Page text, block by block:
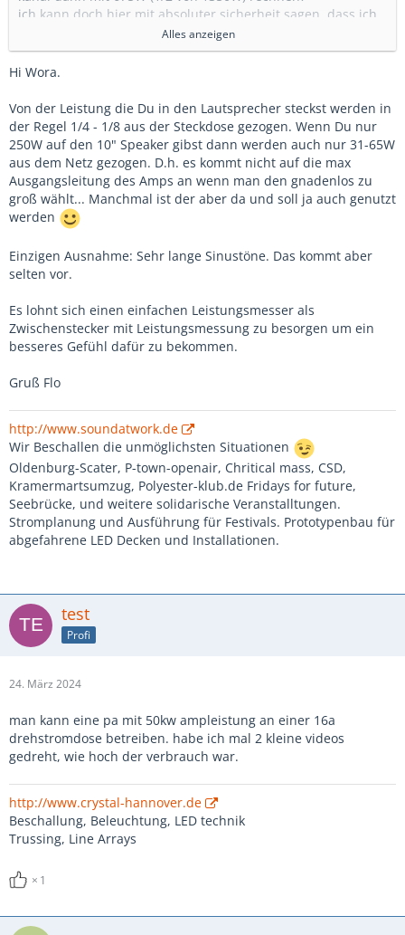
ich kann doch hier mit absoluter sicherheit sagen, dass ich
675W für diese box niemals brauchen werde.
für diese Box rechne ich 70% der maximalen leistung, also
verlustleistung des amps nicht zu übersehen.
das ist dann übrigens ebenfalls eine pauschalregel - denn
wie du richtig schreibst, weiß ich ja vorher nicht, ob ich die
komplette leistung der speaker am abend benötige oder
nicht.
aber ich kann doch nie viel mehr benötigen, als die
angeschlossene last maximal vertragen kann, nur weil der
amp das leistenkönnte. und deshalb muss ich da auch nicht
so viel strom vorhalten.
Alles anzeigen
Hi Wora.
Von der Leistung die Du in den Lautsprecher steckst werden in
der Regel 1/4 - 1/8 aus der Steckdose gezogen. Wenn Du nur
250W auf den 10" Speaker gibst dann werden auch nur 31-65W
aus dem Netz gezogen. D.h. es kommt nicht auf die max
Ausgangsleitung des Amps an wenn man den gnadenlos zu
groß wählt... Manchmal ist der aber da und soll ja auch genutzt
werden
Einzigen Ausnahme: Sehr lange Sinustöne. Das kommt aber
selten vor.
Es lohnt sich einen einfachen Leistungsmesser als
Zwischenstecker mit Leistungsmessung zu besorgen um ein
besseres Gefühl dafür zu bekommen.
Gruß Flo
http://www.soundatwork.de
Wir Beschallen die unmöglichsten Situationen
Oldenburg-Scater, P-town-openair, Chritical mass, CSD,
Kramermartsumzug, Polyester-klub.de Fridays for future,
Seebrücke, und weitere solidarische Veranstalltungen.
Stromplanung und Ausführung für Festivals. Prototypenbau für
abgefahrene LED Decken und Installationen.
test
Profi
24. März 2024
man kann eine pa mit 50kw ampleistung an einer 16a
drehstromdose betreiben. habe ich mal 2 kleine videos
gedreht, wie hoch der verbrauch war.
http://www.crystal-hannover.de
Beschallung, Beleuchtung, LED technik
Trussing, Line Arrays
1